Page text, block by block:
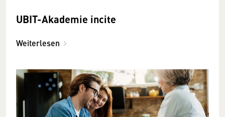
UBIT-Akademie incite
Weiterlesen